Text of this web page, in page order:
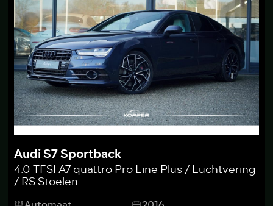
Audi S7 Sportback
4.0 TFSI A7 quattro Pro Line Plus / Luchtvering
/ RS Stoelen